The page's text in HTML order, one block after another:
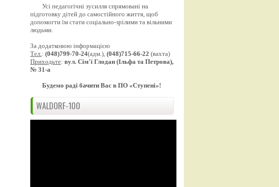
Усі педагогічні зусилля спрямовані на
підготовку дітей до самостійного життя, щоб
допомогти їм стати соціально-зрілими та вільними
людьми.
За додатковою інформацією
Тел. : (048)799-70-24(адм.), (048)715-66-22 (вахта)
Приходьте: вул. Сім'ї Глодан (Ільфа та Петрова),
№ 31-а
Будемо раді бачити Вас в ПО «Ступені»!
WALDORF-100